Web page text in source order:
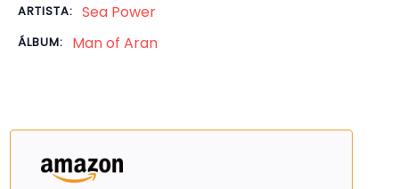
ARTISTA: Sea Power
ÁLBUM: Man of Aran